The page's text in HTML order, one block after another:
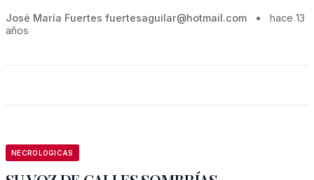
José María Fuertes fuertesaguilar@hotmail.com •
hace 13
años
NECROLOGICAS